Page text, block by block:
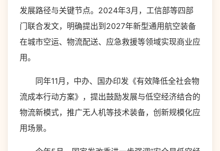
发展路径与关键节点。2024年3月，工信部等四部
门联合发文，明确提出到2027年新型通用航空装备
在城市空运、物流配送、应急救援等领域实现商业应
用。
同年11月，中办、国办印发《有效降低全社会物
流成本行动方案》，提出鼓励发展与低空经济结合的
物流新模式，推广无人机等技术装备，创新规模化应
用场景。